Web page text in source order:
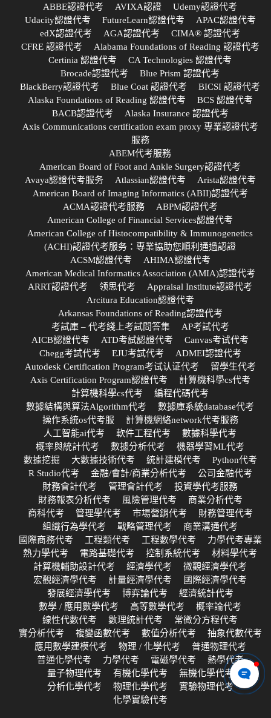
ABBE認證代考
AVIXA認證
Udemy認證代考
Udacity認證代考
FutureLearn認證代考
APAC認證代考
edX認證代考
AGA認證代考
CIMA® 認證代考
CFRE 認證代考
Alabama Foundations of Reading 認證代考
Certinia 認證代考
CA Technologies 認證代考
Brocade認證代考
Blue Prism 認證代考
BlackBerry認證代考
Blue Coat 認證代考
BICSI 認證代考
Alaska Foundations of Reading 認證代考
BCS 認證代考
BACB認證代考
Alaska Insurance 認證代考
Axis Communications certification exam proxy 專業認證代考
服務
ABEM代考服務
American Board of Foot and Ankle Surgery認證代考
Avaya認證代考服务
Atlassian認證代考
Arista認證代考
American Board of Imaging Informatics (ABII)認證代考
ACMA認證代考服務
ABPM認證代考
American College of Financial Services認證代考
American College of Histocompatibility & Immunogenetics
(ACHI)認證代考服务：專業協助您順利通過認證
ACSM認證代考
AHIMA認證代考
American Medical Informatics Association (AMIA)認證代考
ARRT認證代考
领思代考
Appraisal Institute認證代考
Arcitura Education認證代考
Arkansas Foundations of Reading認證代考
考試庫 – 代考綫上考試問答集
AP考試代考
AICB認證代考
ATD考試認證代考
Canvas考试代考
Chegg考試代考
EJU考試代考
ADMEI認證代考
Autodesk Certification Program考试认证代考
留學生代考
Axis Certification Program認證代考
計算機科學cs代考
計算機科學cs代考
編程代碼代考
數據結構與算法Algorithm代考
數據庫系統database代考
操作系統os代考服
計算機網絡network代考服務
人工智能ai代考
軟件工程代考
數據科學代考
概率與統計代考
數據分析代考
機器學習ML代考
數據挖掘
大數據技術代考 統計建模代考
Python代考
R Studio代考
金融/會計/商業分析代考
公司金融代考
財務會計代考
管理會計代考
投資學代考服務
財務報表分析代考
風險管理代考
商業分析代考
商科代考
管理學代考 市場營銷代考
財務管理代考
組織行為學代考
戰略管理代考
商業溝通代考
國際商務代考
工程類代考 工程數學代考
力學代考專業
熱力學代考
電路基礎代考 控制系統代考
材料學代考
計算機輔助設計代考
經濟學代考
微觀經濟學代考
宏觀經濟學代考
計量經濟學代考
國際經濟學代考
發展經濟學代考
博弈論代考
經濟統計代考
數學 / 應用數學代考
高等數學代考
概率論代考
線性代數代考
數理統計代考
常微分方程代考
實分析代考
複變函數代考 數值分析代考
抽象代數代考
應用數學建模代考
物理 / 化學代考
普通物理代考
普通化學代考
力學代考 電磁學代考
熱學代考
量子物理代考
有機化學代考
無機化學代考
分析化學代考
物理化學代考
實驗物理代考
化學實驗代考